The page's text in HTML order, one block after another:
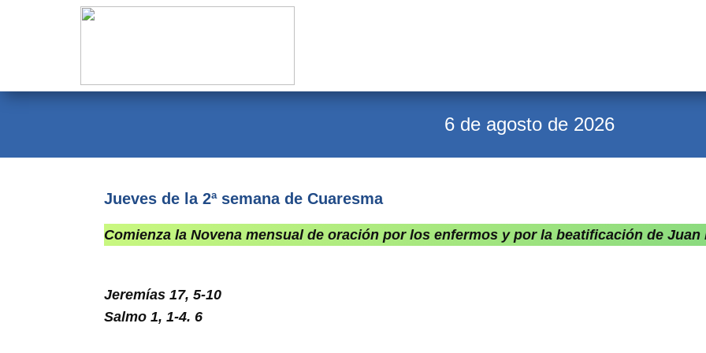
Calendario
Familia Menesiana
6 de agosto de 2026
Jueves de la 2ª semana de Cuaresma
Comienza la Novena mensual de oración por los enfermos y por la beatificación de Juan
Jeremías 17, 5-10
Salmo 1, 1-4. 6